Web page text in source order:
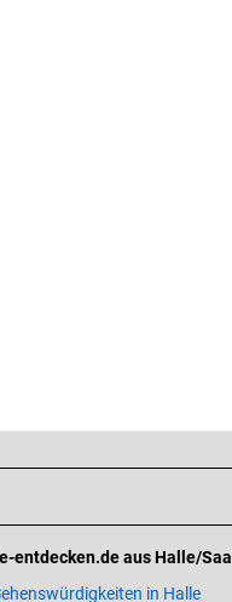
entdecken.de aus Halle/
in Halle